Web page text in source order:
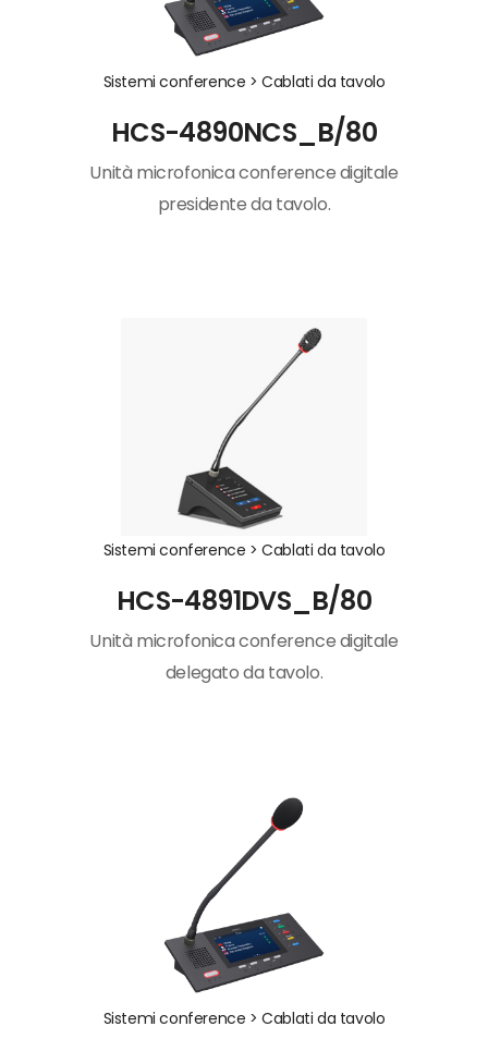
Sistemi conference >Cablati da tavolo
HCS-4890NCS_B/80
Unità microfonica conference digitale
presidente da tavolo.
Sistemi conference >Cablati da tavolo
HCS-4891DVS_B/80
Unità microfonica conference digitale
delegato da tavolo.
Sistemi conference >Cablati da tavolo